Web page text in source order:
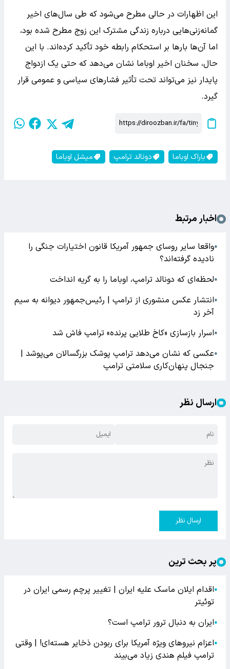
این اظهارات در حالی مطرح می‌شود که طی سال‌های اخیر
گمانه‌زنی‌هایی درباره زندگی مشترک این زوج مطرح شده بود،
اما آن‌ها بارها بر استحکام رابطه خود تأکید کرده‌اند. با این
حال، سخنان اخیر اوباما نشان می‌دهد که حتی یک ازدواج
پایدار نیز می‌تواند تحت تأثیر فشارهای سیاسی و عمومی قرار
گیرد.
باراک اوباما دونالد ترامپ میشل اوباما
اخبار مرتبط
●واقعا سایر روسای جمهور آمریکا قانون اختیارات جنگی را
نادیده گرفته‌اند؟
●لحظه‌ای که دونالد ترامپ، اوباما را به گریه انداخت
●انتشار عکس منشوری از ترامپ | رئیس‌جمهور دیوانه به سیم
آخر زد
●اسرار بازسازی «کاخ طلایی پرنده» ترامپ فاش شد
●عکسی که نشان می‌دهد ترامپ پوشک بزرگسالان می‌پوشد |
جنجال پنهان‌کاری سلامتی ترامپ
ارسال نظر
ارسال نظر
پر بحث ترین
●اقدام ایلان ماسک علیه ایران | تغییر پرچم رسمی ایران در
توئیتر
●ایران به دنبال ترور ترامپ است؟
●اعزام نیروهای ویژه آمریکا برای ربودن ذخایر هسته‌ای! | وقتی
ترامپ فیلم هندی زیاد می‌بیند